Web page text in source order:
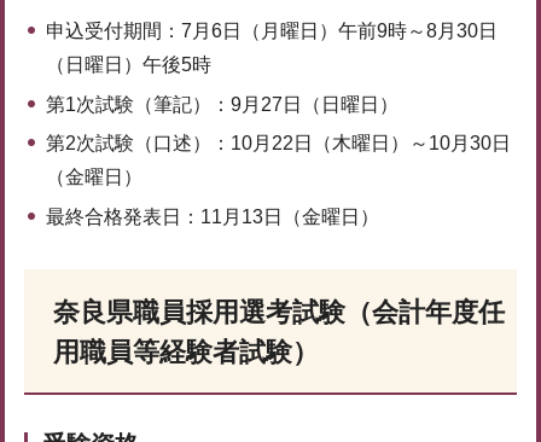
申込受付期間：7月6日（月曜日）午前9時～8月30日
（日曜日）午後5時
第1次試験（筆記）：9月27日（日曜日）
第2次試験（口述）：10月22日（木曜日）～10月30日
（金曜日）
最終合格発表日：11月13日（金曜日）
奈良県職員採用選考試験（会計年度任
用職員等経験者試験）